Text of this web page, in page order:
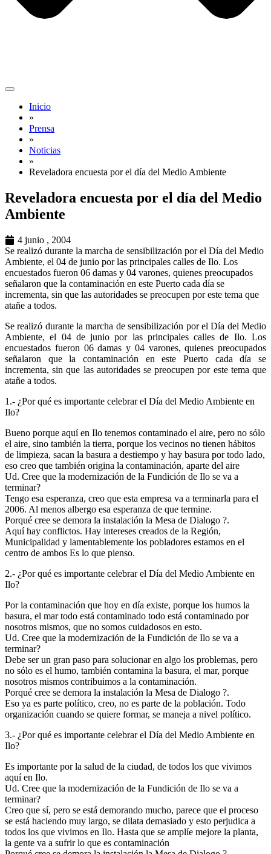
Inicio
»
Prensa
»
Noticias
»
Reveladora encuesta por el día del Medio Ambiente
Reveladora encuesta por el día del Medio
Ambiente
4 junio , 2004
Se realizó durante la marcha de sensibilización por el Día del Medio
Ambiente, el 04 de junio por las principales calles de Ilo. Los
encuestados fueron 06 damas y 04 varones, quienes preocupados
señalaron que la contaminación en este Puerto cada día se
incrementa, sin que las autoridades se preocupen por este tema que
atañe a todos.
Se realizó durante la marcha de sensibilización por el Día del Medio
Ambiente, el 04 de junio por las principales calles de Ilo. Los
encuestados fueron 06 damas y 04 varones, quienes preocupados
señalaron que la contaminación en este Puerto cada día se
incrementa, sin que las autoridades se preocupen por este tema que
atañe a todos.
1.- ¿Por qué es importante celebrar el Día del Medio Ambiente en
Ilo?
Bueno porque aquí en Ilo tenemos contaminado el aire, pero no sólo
el aire, sino también la tierra, porque los vecinos no tienen hábitos
de limpieza, sacan la basura a destiempo y hay basura por todo lado,
eso creo que también origina la contaminación, aparte del aire
Ud. Cree que la modernización de la Fundición de Ilo se va a
terminar?
Tengo esa esperanza, creo que esta empresa va a terminarla para el
2006. Al menos albergo esa esperanza de que termine.
Porqué cree se demora la instalación la Mesa de Dialogo ?.
Aquí hay conflictos. Hay intereses creados de la Región,
Municipalidad y lamentablemente los pobladores estamos en el
centro de ambos Es lo que pienso.
2.- ¿Por qué es importante celebrar el Día del Medio Ambiente en
Ilo?
Por la contaminación que hoy en día existe, porque los humos la
basura, el mar todo está contaminado todo está contaminado por
nosotros mismos, que no somos cuidadosos en esto.
Ud. Cree que la modernización de la Fundición de Ilo se va a
terminar?
Debe ser un gran paso para solucionar en algo los problemas, pero
no sólo es el humo, también contamina la basura, el mar, porque
nosotros mismos contribuimos a la contaminación.
Porqué cree se demora la instalación la Mesa de Dialogo ?.
Eso ya es parte político, creo, no es parte de la población. Todo
organización cuando se quiere formar, se maneja a nivel político.
3.- ¿Por qué es importante celebrar el Día del Medio Ambiente en
Ilo?
Es importante por la salud de la ciudad, de todos los que vivimos
aquí en Ilo.
Ud. Cree que la modernización de la Fundición de Ilo se va a
terminar?
Creo que sí, pero se está demorando mucho, parece que el proceso
se está haciendo muy largo, se dilata demasiado y esto perjudica a
todos los que vivimos en Ilo. Hasta que se amplíe mejore la planta,
la gente va a sufrir lo que es contaminación